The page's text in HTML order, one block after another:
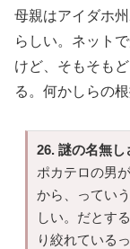
母親はアイダホ
らしい。ネット
けど、そもそも
る。何かしらの
26. 謎の名無し
ポカテロの男
から、ってい
しい。だとす
り絞れている